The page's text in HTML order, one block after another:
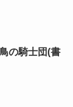
の騎士団(書